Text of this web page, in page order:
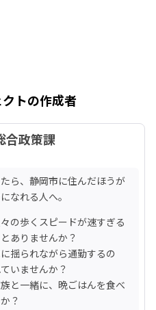
トの作成者
合政策課
ら、静岡市に住んだほうが
なれる人へ。
の歩くスピードが速すぎる
ありませんか？
揺られながら通勤するの
いませんか？
と一緒に、晩ごはんを食べ
？